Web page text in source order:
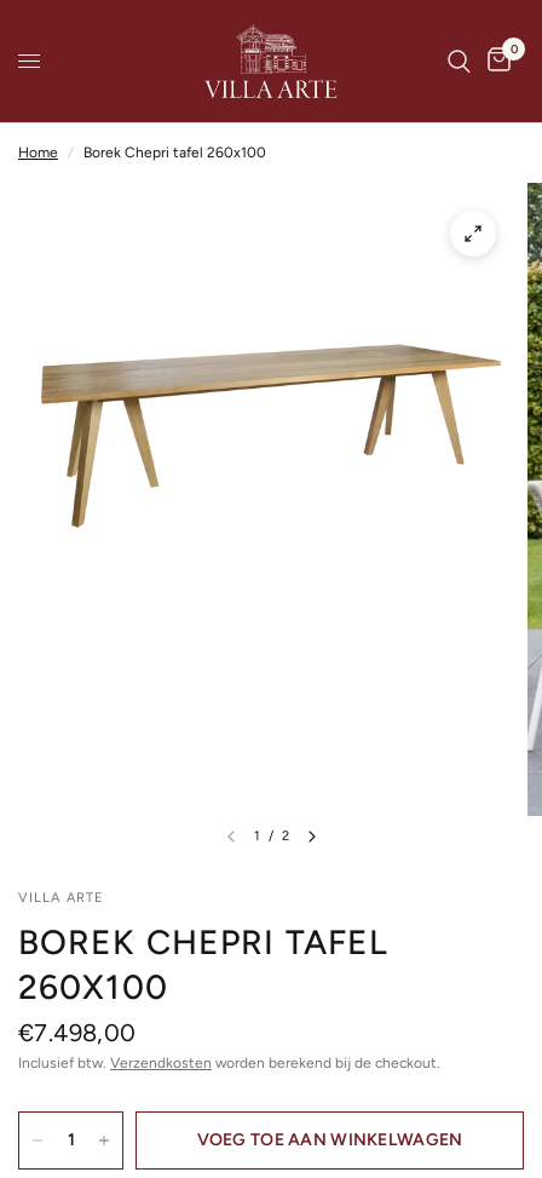
0
Home / Borek Chepri tafel 260x100
1 / 2
VILLA ARTE
BOREK CHEPRI TAFEL
260X100
€7.498,00
Inclusief btw. Verzendkosten worden berekend bij de checkout.
VOEG TOE AAN WINKELWAGEN